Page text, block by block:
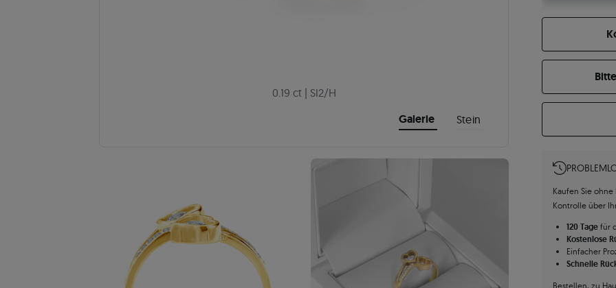
Galerie Stein
0.19 ct SI2/H
Kaufen Sie
Kontrolle über
120 Tage für
Kostenlose
Einfacher
Schnelle
Bestellen, zu